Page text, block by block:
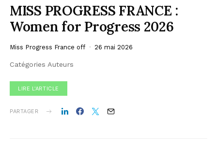
MISS PROGRESS FRANCE :
Women for Progress 2026
Miss Progress France off 26 mai 2026
Catégories Auteurs
LIRE L'ARTICLE
PARTAGER